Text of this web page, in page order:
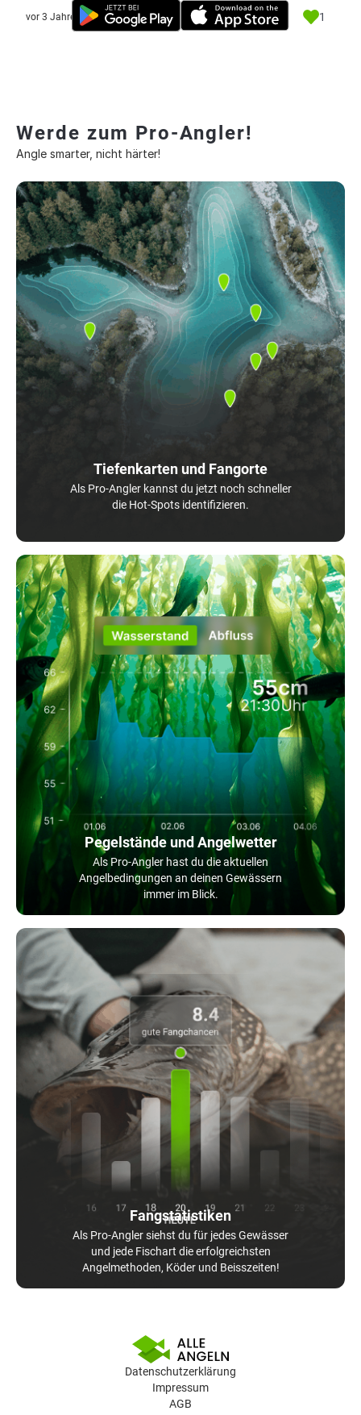
vor 3 Jahre 1
Werde zum Pro-Angler!
Angle smarter, nicht härter!
Tiefenkarten und Fangorte
Als Pro-Angler kannst du jetzt noch schneller
die Hot-Spots identifizieren.
Pegelstände und Angelwetter
Als Pro-Angler hast du die aktuellen
Angelbedingungen an deinen Gewässern
immer im Blick.
Fangstatistiken
Als Pro-Angler siehst du für jedes Gewässer
und jede Fischart die erfolgreichsten
Angelmethoden, Köder und Beisszeiten!
Datenschutzerklärung
Impressum
AGB